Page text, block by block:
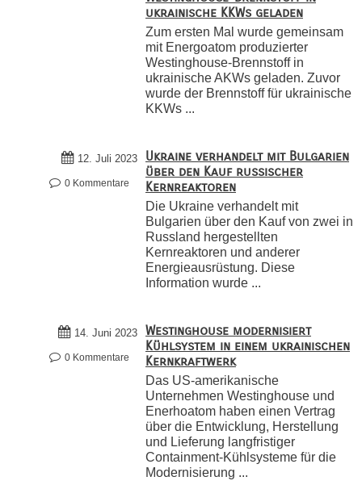
ukrainische KKWs geladen
Zum ersten Mal wurde gemeinsam
mit Energoatom produzierter
Westinghouse-Brennstoff in
ukrainische AKWs geladen. Zuvor
wurde der Brennstoff für ukrainische
KKWs ...
12. Juli 2023
0 Kommentare
Ukraine verhandelt mit Bulgarien
über den Kauf russischer
Kernreaktoren
Die Ukraine verhandelt mit
Bulgarien über den Kauf von zwei in
Russland hergestellten
Kernreaktoren und anderer
Energieausrüstung. Diese
Information wurde ...
14. Juni 2023
0 Kommentare
Westinghouse modernisiert
Kühlsystem in einem ukrainischen
Kernkraftwerk
Das US-amerikanische
Unternehmen Westinghouse und
Enerhoatom haben einen Vertrag
über die Entwicklung, Herstellung
und Lieferung langfristiger
Containment-Kühlsysteme für die
Modernisierung ...